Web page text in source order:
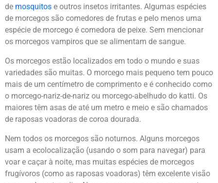
de mosquitos e outros insetos irritantes. Algumas espécies
de morcegos são comedores de frutas e pelo menos uma
espécie de morcego é comedora de peixe. Sem mencionar
os morcegos vampiros que se alimentam de sangue.
Os morcegos estão localizados em todo o mundo e suas
variedades são muitas. O morcego mais pequeno tem pouco
mais de um centímetro de comprimento e é conhecido como
o morcego-nariz-de-nariz ou morcego-abelhudo do katti. Os
maiores têm asas de até um metro e meio e são chamados
de raposas voadoras de coroa dourada.
Nem todos os morcegos são noturnos. Alguns morcegos
usam a ecolocalização (usando o som para navegar) para
voar e caçar à noite, mas muitas espécies de morcegos
frugívoros (como as raposas voadoras) têm excelente visão